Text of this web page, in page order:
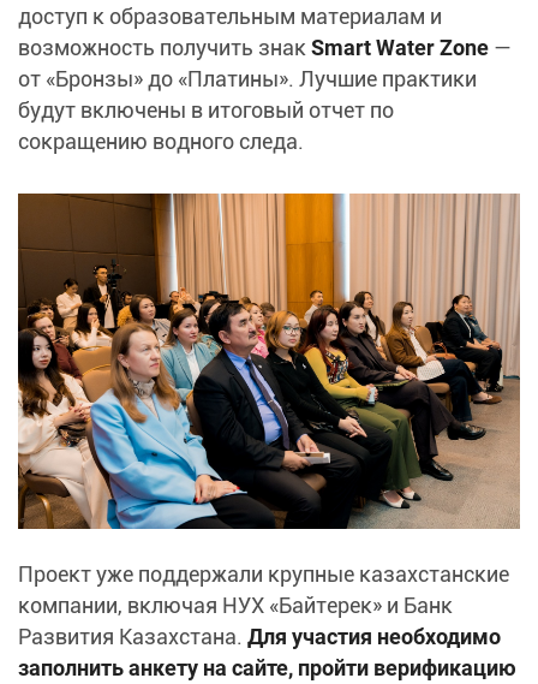
доступ к образовательным материалам и
возможность получить знакSmart Water Zone —
от «Бронзы» до «Платины». Лучшие практики
будут включены в итоговый отчет по
сокращению водного следа.
Проект уже поддержали крупные казахстанские
компании, включая НУХ «Байтерек» и Банк
Развития Казахстана. Для участия необходимо
заполнить анкету на сайте, пройти верификацию